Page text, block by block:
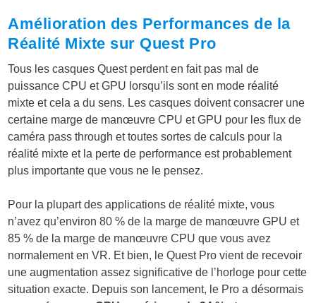
Amélioration des Performances de la
Réalité Mixte sur Quest Pro
Tous les casques Quest perdent en fait pas mal de
puissance CPU et GPU lorsqu’ils sont en mode réalité
mixte et cela a du sens. Les casques doivent consacrer une
certaine marge de manœuvre CPU et GPU pour les flux de
caméra pass through et toutes sortes de calculs pour la
réalité mixte et la perte de performance est probablement
plus importante que vous ne le pensez.
Pour la plupart des applications de réalité mixte, vous
n’avez qu’environ 80 % de la marge de manœuvre GPU et
85 % de la marge de manœuvre CPU que vous avez
normalement en VR. Et bien, le Quest Pro vient de recevoir
une augmentation assez significative de l’horloge pour cette
situation exacte. Depuis son lancement, le Pro a désormais